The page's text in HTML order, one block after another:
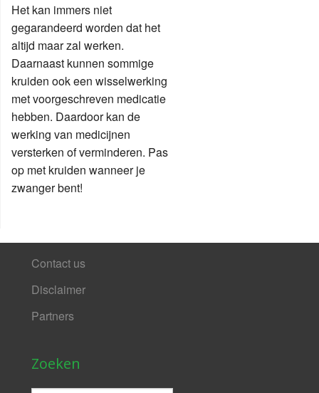
Het kan immers niet
gegarandeerd worden dat het
altijd maar zal werken.
Daarnaast kunnen sommige
kruiden ook een wisselwerking
met voorgeschreven medicatie
hebben. Daardoor kan de
werking van medicijnen
versterken of verminderen. Pas
op met kruiden wanneer je
zwanger bent!
Contact us
Disclaimer
Partners
Zoeken